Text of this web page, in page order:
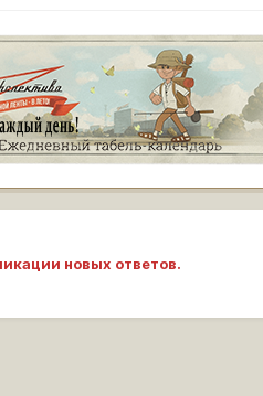
новых ответов.